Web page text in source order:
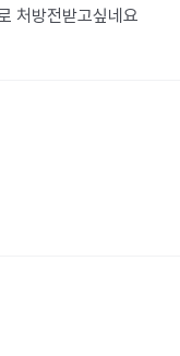
처방전받고싶네요